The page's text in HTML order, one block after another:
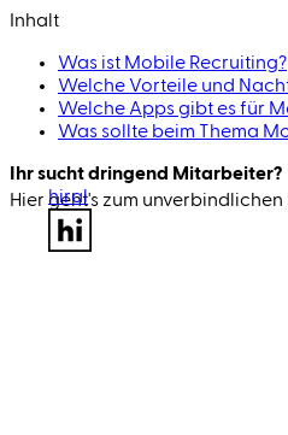
hiral
Inhalt
Was ist Mobile Recruiting?
Welche Vorteile und
Welche Apps gibt es für
Was sollte beim Thema
Ihr sucht dringend Mitarbeiter?
Hier geht's zum
Jetzt Mitarbeiter finden 🚀